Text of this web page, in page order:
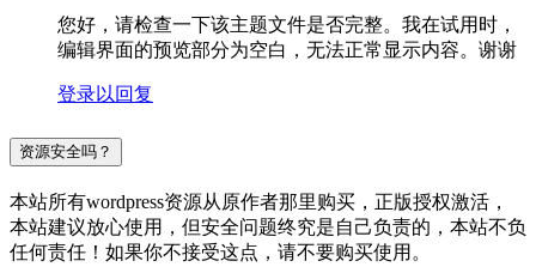
您好，请检查一下该主题文件是否完整。我在试用时，
编辑界面的预览部分为空白，无法正常显示内容。谢谢
登录以回复
资源安全吗？
本站所有wordpress资源从原作者那里购买，正版授权激活，
本站建议放心使用，但安全问题终究是自己负责的，本站不负
任何责任！如果你不接受这点，请不要购买使用。